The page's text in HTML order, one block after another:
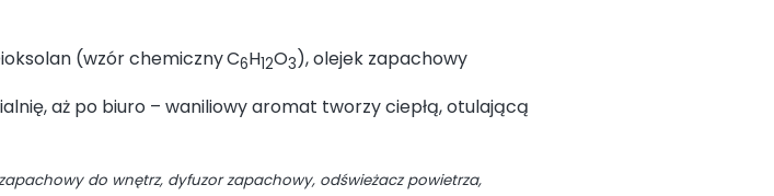
(wzór chemicznyC6H12O3), olejek zapachowy
aż po biuro – waniliowy aromat tworzy ciepłą, otulającą
do wnętrz, dyfuzor zapachowy, odświeżacz powietrza,